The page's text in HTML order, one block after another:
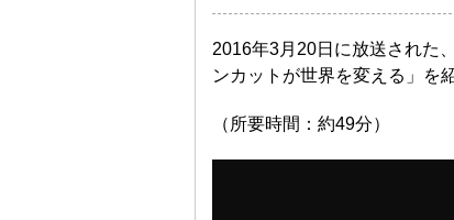
2016年3月20日に放送された
ンカットが世界を変える」を
（所要時間：約49分）